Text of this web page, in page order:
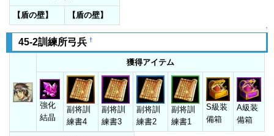
【盾の壁】 【盾の壁】
↑
45-2訓練所弓兵 †
獲得アイテム
強化
結晶
副将訓
練書4
副将訓
練書3
副将訓
練書2
副将訓
練書1
S級装
備箱
A級装
備箱